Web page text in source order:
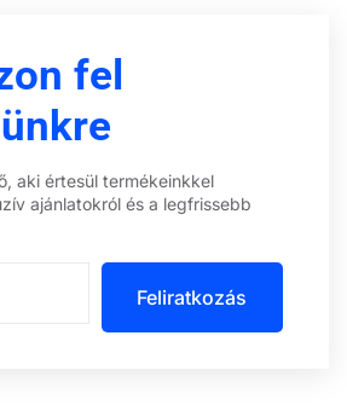
fel
aki értesül termékeinkkel
ajánlatokról és a legfrissebb
Feliratkozás